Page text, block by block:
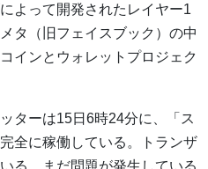
よって開発されたレイヤー1
タ（旧フェイスブック）の中
インとウォレットプロジェク
ターは15日6時24分に、「ス
全に稼働している。トランザ
る。まだ問題が発生している